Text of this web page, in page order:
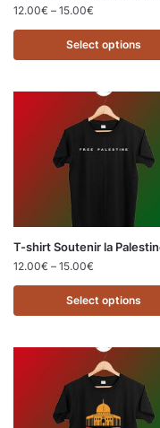
12.00€ – 15.00€
Select options
T-shirt Soutenir la
12.00€ – 15.00€
Select options